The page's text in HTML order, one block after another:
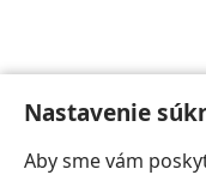
Nastavenie
Aby sme vám